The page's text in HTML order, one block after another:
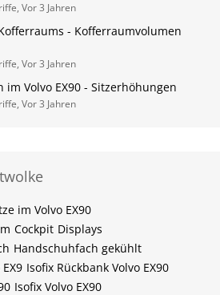
Vor 3 Jahren
- Kofferraumvolumen
Vor 3 Jahren
Volvo EX90 - Sitzerhöhungen
Vor 3 Jahren
im Volvo EX90
Cockpit Displays
Handschuhfach gekühlt
Isofix Rückbank Volvo EX90
Isofix Volvo EX90